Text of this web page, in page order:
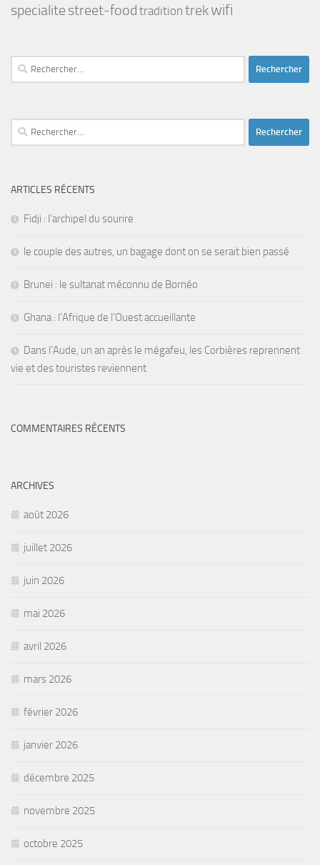
specialite street-food tradition trekwifi
Rechercher :
Rechercher :
ARTICLES RÉCENTS
Fidji : l’archipel du sourire
le couple des autres, un bagage dont on se serait bien passé
Brunei : le sultanat méconnu de Bornéo
Ghana : l’Afrique de l’Ouest accueillante
Dans l’Aude, un an après le mégafeu, les Corbières reprennent
vie et des touristes reviennent
COMMENTAIRES RÉCENTS
ARCHIVES
août 2026
juillet 2026
juin 2026
mai 2026
avril 2026
mars 2026
février 2026
janvier 2026
décembre 2025
novembre 2025
octobre 2025